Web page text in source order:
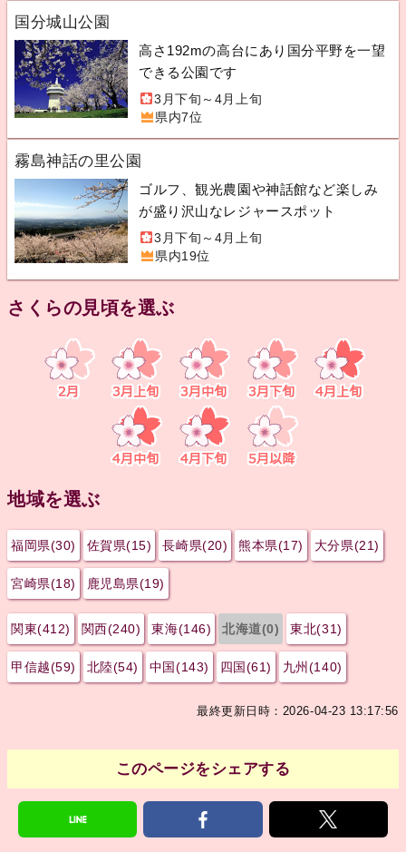
国分城山公園
高さ192mの高台にあり国分平野を一望
できる公園です
3月下旬～4月上旬
県内7位
霧島神話の里公園
ゴルフ、観光農園や神話館など楽しみ
が盛り沢山なレジャースポット
3月下旬～4月上旬
県内19位
さくらの見頃を選ぶ
地域を選ぶ
福岡県(30) 佐賀県(15) 長崎県(20) 熊本県(17) 大分県(21)
宮崎県(18) 鹿児島県(19)
関東(412) 関西(240) 東海(146) 北海道(0) 東北(31)
甲信越(59) 北陸(54) 中国(143) 四国(61) 九州(140)
最終更新日時：2026-04-23 13:17:56
このページをシェアする